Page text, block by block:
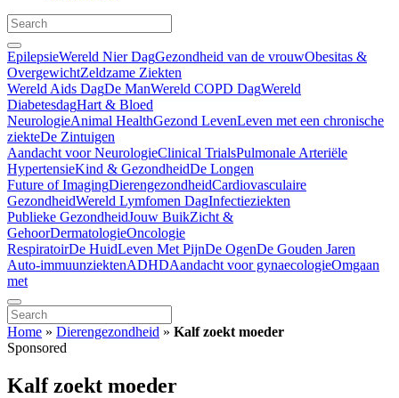
EpilepsieWereld Nier DagGezondheid van de vrouwObesitas &
OvergewichtZeldzame Ziekten
Wereld Aids DagDe ManWereld COPD DagWereld
DiabetesdagHart & Bloed
NeurologieAnimal HealthGezond LevenLeven met een chronische
ziekteDe Zintuigen
Aandacht voor NeurologieClinical TrialsPulmonale Arteriële
HypertensieKind & GezondheidDe Longen
Future of ImagingDierengezondheidCardiovasculaire
GezondheidWereld Lymfomen DagInfectieziekten
Publieke GezondheidJouw BuikZicht &
GehoorDermatologieOncologie
RespiratoirDe HuidLeven Met PijnDe OgenDe Gouden Jaren
Auto-immuunziektenADHDAandacht voor gynaecologieOmgaan
met
Home » Dierengezondheid » Kalf zoekt moeder
Sponsored
Kalf zoekt moeder